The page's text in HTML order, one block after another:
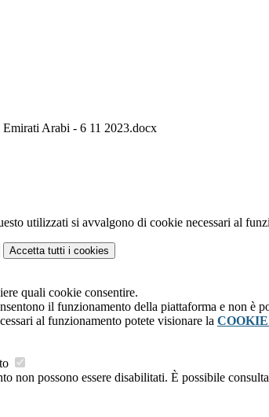
Arabi - 6 11 2023.docx
utilizzati si avvalgono di cookie necessari al
Accetta tutti i cookies
quali cookie consentire.
il funzionamento della piattaforma e non è
al funzionamento potete visionare la
non possono essere disabilitati. È possibile